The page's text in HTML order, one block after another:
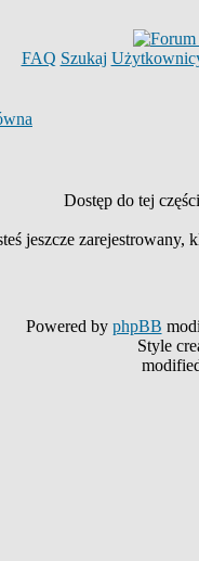
FAQ Szukaj
Dostęp do tej
jeszcze zarejestrowany,
Powered by phpBB
Style